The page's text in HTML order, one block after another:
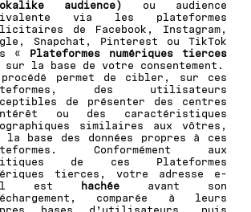
audience) ou audience
via les plateformes
de Facebook, Instagram,
Snapchat, Pinterest ou TikTok
« Plateformes numériques tierces
la base de votre consentement.
procédé permet de cibler, sur ces
des utilisateurs
de présenter des centres
ou des caractéristiques
similaires aux vôtres,
la base des données propres à ces
Conformément aux
de ces Plateformes
tierces, votre adresse e-
est
hachée avant son
comparée à leurs